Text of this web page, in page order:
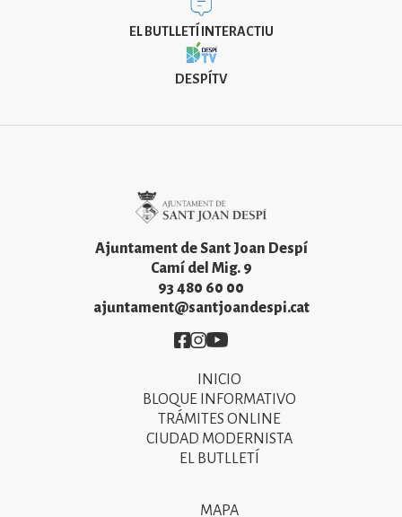
EL BUTLLETÍ INTERACTIU
DESPÍTV
Ajuntament de Sant Joan Despí
Camí del Mig. 9
93 480 60 00
ajuntament@santjoandespi.cat
Imatge
Imatge
Imatge
INICIO
BLOQUE INFORMATIVO
TRÁMITES ONLINE
CIUDAD MODERNISTA
EL BUTLLETÍ
MAPA